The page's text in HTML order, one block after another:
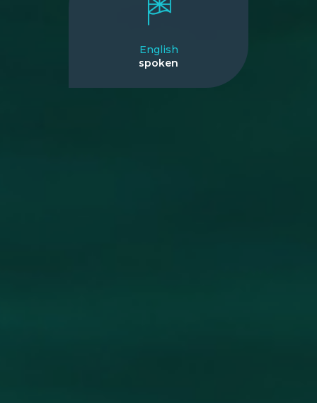
English
spoken